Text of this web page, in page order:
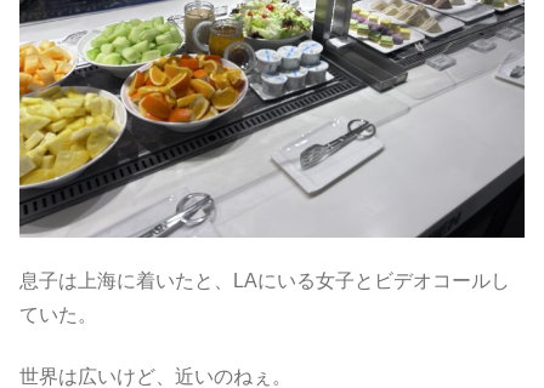
息子は上海に着いたと、LAにいる女子とビデオコールし
ていた。
世界は広いけど、近いのねぇ。